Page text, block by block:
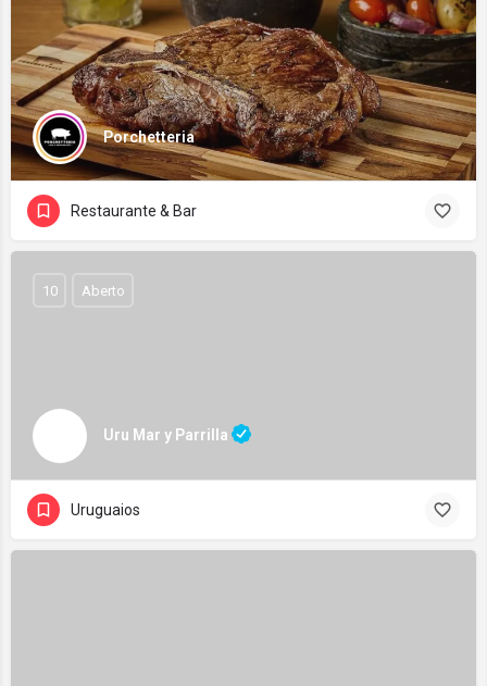
Porchetteria
Restaurante & Bar
Uru Mar y Parrilla
10 Aberto
Uruguaios